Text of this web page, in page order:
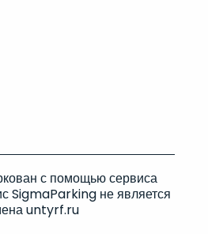
с помощью сервиса
SigmaParking не является
untyrf.ru